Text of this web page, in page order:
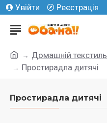
Увійти Реєстрація
Домашній текстиль
Простирадла дитячі
Простирадла дитячі